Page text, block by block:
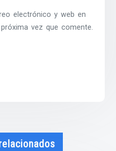
electrónico y web en
vez que comente.